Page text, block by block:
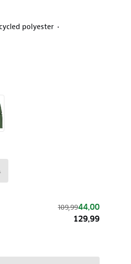
polyester
109,9944,00
129,99